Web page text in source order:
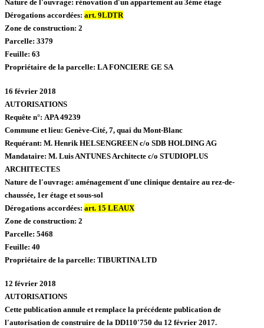
Nature de l'ouvrage: rénovation d'un appartement au 3ème étage
Dérogations accordées: art. 9LDTR
Zone de construction: 2
Parcelle: 3379
Feuille: 63
Propriétaire de la parcelle: LA FONCIERE GE SA
16 février 2018
AUTORISATIONS
Requête n°: APA 49239
Commune et lieu: Genève-Cité, 7, quai du Mont-Blanc
Requérant: M. Henrik HELSENGREEN c/o SDB HOLDING AG
Mandataire: M. Luis ANTUNES Architecte c/o STUDIOPLUS
ARCHITECTES
Nature de l'ouvrage: aménagement d'une clinique dentaire au rez-de-
chaussée, 1er étage et sous-sol
Dérogations accordées: art. 15 LEAUX
Zone de construction: 2
Parcelle: 5468
Feuille: 40
Propriétaire de la parcelle: TIBURTINA LTD
12 février 2018
AUTORISATIONS
Cette publication annule et remplace la précédente publication de
l'autorisation de construire de la DD110'750 du 12 février 2017.